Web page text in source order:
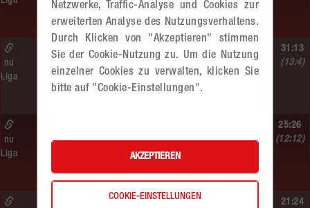
Hypo NÖ –
MADx WAT Atzgersdorf
So. 07.06.2026 | 09:10 Uhr |
WAT Brigittenau
nu
Liga
31:13
(13:4)
WU18
MADx WAT Atzgersdorf –
HIB Handball Graz
nu
Liga
25:26
(12:12)
21:24
Netzwerke, Traffic-Analyse und Cookies zur
erweiterten Analyse des Nutzungsverhaltens.
Durch Klicken von "Akzeptieren" stimmen
Sie der Cookie-Nutzung zu. Um die Nutzung
einzelner Cookies zu verwalten, klicken Sie
bitte auf "Cookie-Einstellungen".
AKZEPTIEREN
COOKIE-EINSTELLUNGEN